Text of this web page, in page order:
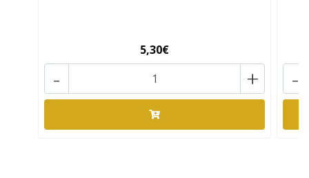
5,30€
+
- -